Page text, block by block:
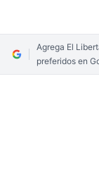
Agrega El
preferidos en